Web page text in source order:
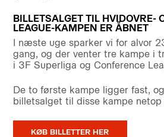
BILLETSALGET TIL HVIDOVRE-
LEAGUE-KAMPEN ER ÅBNET
I næste uge sparker vi for alvor
gang, og der venter tre kampe i
i 3F Superliga og Conference
De to første kampe ligger fast,
billetsalget til disse kampe netop
KØB BILLETTER HER